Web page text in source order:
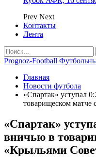
Prev Next
Контакты
Лента
Prognoz-Football
Главная
Новости футбола
«Спартак» уступал
товарищеском матче
«Спартак»
вничью в
«Крыльями